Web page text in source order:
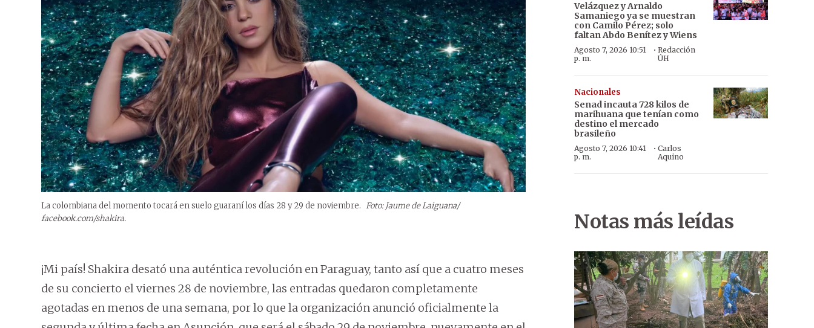
La colombiana del momento tocará en suelo guaraní los días 28 y 29 de noviembre. Foto: Jaume de Laiguana/
facebook.com/shakira.
¡Mi país! Shakira desató una auténtica revolución en Paraguay, tanto así que a cuatro meses
de su concierto el viernes 28 de noviembre, las entradas quedaron completamente
agotadas en menos de una semana, por lo que la organización anunció oficialmente la
Velázquez y Arnaldo
Samaniego ya se muestran
con Camilo Pérez; solo
faltan Abdo Benítez y Wiens
Agosto 7, 2026 10:51
p. m.
·Redacción
ÚH
Nacionales
Senad incauta 728 kilos de
marihuana que tenían como
destino el mercado
brasileño
Agosto 7, 2026 10:41
p. m.
· Carlos
Aquino
Notas más leídas